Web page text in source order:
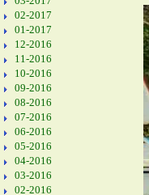
02-2017
01-2017
12-2016
11-2016
10-2016
09-2016
08-2016
07-2016
06-2016
05-2016
04-2016
03-2016
02-2016